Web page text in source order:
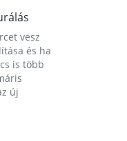
vesz
és ha
is több
új